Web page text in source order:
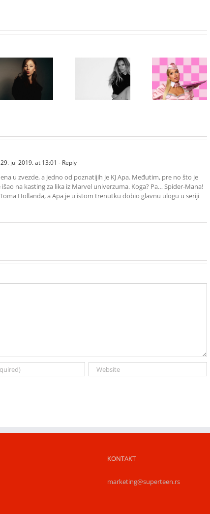
Ariana Grande
objavila singl
„Matadora“ i
najavila novi
album „No Me
avgusta
Paris Hilton
ponovo u ulozi
„Gloss Boss“
u kampanji
NYX
Volume 2
29. jul 2019. at 13:01 - Reply
u zvezde, a jedno od poznatijih je KJ Apa. Međutim, pre no što je
na kasting za lika iz Marvel univerzuma. Koga? Pa… Spider-Mana!
Hollanda, a Apa je u istom trenutku dobio glavnu ulogu u seriji
KONTAKT
marketing@superteen.rs